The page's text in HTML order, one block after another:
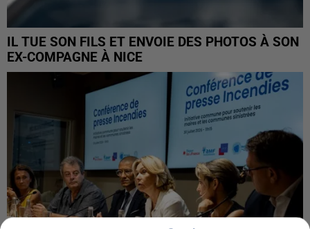
IL TUE SON FILS ET ENVOIE DES PHOTOS À SON
EX-COMPAGNE À NICE